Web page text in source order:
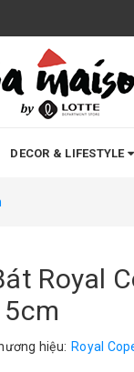
DECOR & LIFESTYLE
Royal
hiệu: Royal